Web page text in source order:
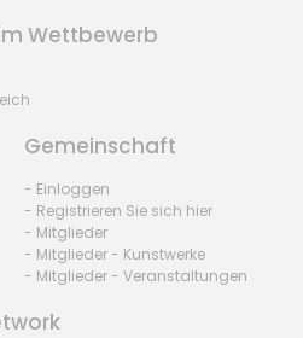
Wettbewerb
Gemeinschaft
- Einloggen
- Registrieren Sie sich hier
- Mitglieder
- Mitglieder - Kunstwerke
- Mitglieder - Veranstaltungen